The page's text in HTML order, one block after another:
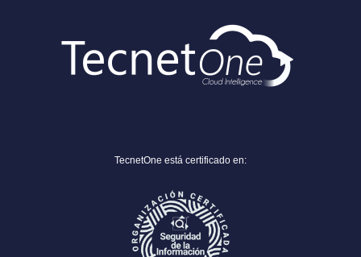
TecnetOne está certificado en: